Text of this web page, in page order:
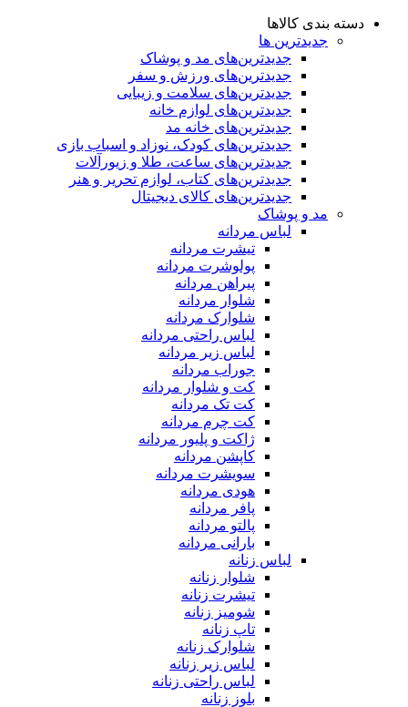
دسته بندی کالاها
جدیدترین ها
جدید‌ترین‌های مد و پوشاک
جدید‌ترین‌های ورزش و سفر
جدید‌ترین‌های سلامت و زیبایی
جدید‌ترین‌های لوازم خانه
جدیدترین‌های خانه مد
جدید‌ترین‌های کودک، نوزاد و اسباب بازی
جدید‌ترین‌های ساعت، طلا و زیورآلات
جدید‌ترین‌های کتاب، لوازم تحریر و هنر
جدید‌ترین‌های کالای دیجیتال
مد و پوشاک
لباس مردانه
تیشرت مردانه
پولوشرت مردانه
پیراهن مردانه
شلوار مردانه
شلوارک مردانه
لباس راحتی مردانه
لباس زیر مردانه
جوراب مردانه
کت و شلوار مردانه
کت تک مردانه
کت چرم مردانه
ژاکت و پلیور مردانه
کاپشن مردانه
سویشرت مردانه
هودی مردانه
پافر مردانه
پالتو مردانه
بارانی مردانه
لباس زنانه
شلوار زنانه
تیشرت زنانه
شومیز زنانه
تاپ زنانه
شلوارک زنانه
لباس زیر زنانه
لباس راحتی زنانه
بلوز زنانه